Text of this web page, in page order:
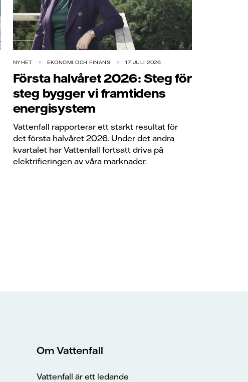
NYHET EKONOMI OCH FINANS 17 JULI 2026
Första halvåret 2026: Steg för
steg bygger vi framtidens
energisystem
Vattenfall rapporterar ett starkt resultat för
det första halvåret 2026. Under det andra
kvartalet har Vattenfall fortsatt driva på
elektrifieringen av våra marknader.
Om Vattenfall
Vattenfall är ett ledande